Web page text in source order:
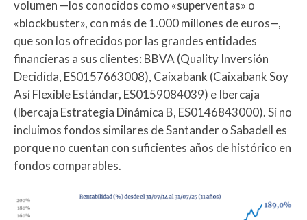
volumen —los conocidos como «superventas» o
«blockbuster», con más de 1.000 millones de euros—,
que son los ofrecidos por las grandes entidades
financieras a sus clientes: BBVA (Quality Inversión
Decidida, ES0157663008), Caixabank (Caixabank Soy
Así Flexible Estándar, ES0159084039) e Ibercaja
(Ibercaja Estrategia Dinámica B, ES0146843000). Si no
incluimos fondos similares de Santander o Sabadell es
porque no cuentan con suficientes años de histórico en
fondos comparables.